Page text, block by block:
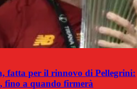
fatta per il rinnovo di Pellegrini:
fino a quando firmerà